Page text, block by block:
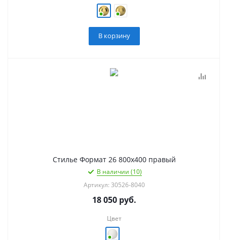
В корзину
Стилье Формат 26 800х400 правый
В наличии (10)
Артикул: 30526-8040
18 050руб.
Цвет